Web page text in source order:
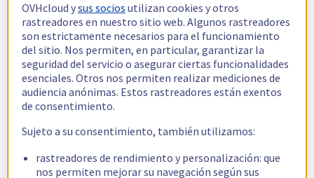
OVHcloud ysus socios utilizan cookies y otros
rastreadores en nuestro sitio web. Algunos rastreadores
son estrictamente necesarios para el funcionamiento
del sitio. Nos permiten, en particular, garantizar la
seguridad del servicio o asegurar ciertas funcionalidades
esenciales. Otros nos permiten realizar mediciones de
audiencia anónimas. Estos rastreadores están exentos
de consentimiento.
Sujeto a su consentimiento, también utilizamos:
rastreadores de rendimiento y personalización: que
nos permiten mejorar su navegación según sus